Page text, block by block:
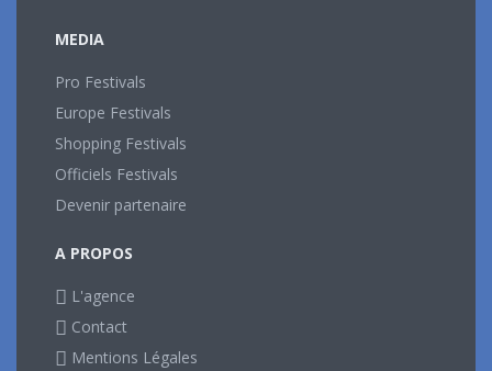
MEDIA
Pro Festivals
Europe Festivals
Shopping Festivals
Officiels Festivals
Devenir partenaire
A PROPOS
L'agence
Contact
Mentions Légales